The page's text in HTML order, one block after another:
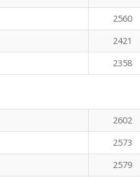
2560
2421
2358
2602
2573
2579